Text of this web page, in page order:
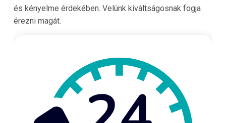
és kényelme érdekében. Velünk kiváltságosnak fogja
érezni magát.